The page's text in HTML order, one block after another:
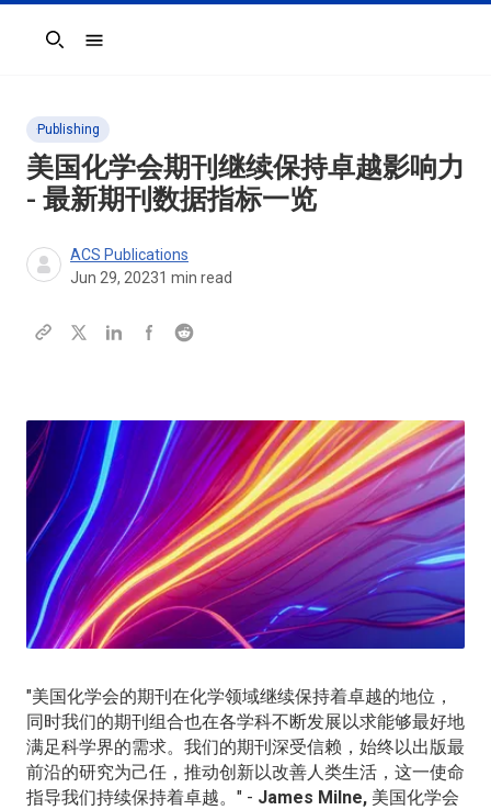
Search
Publishing
美国化学会期刊继续保持卓越影响力
- 最新期刊数据指标一览
ACS Publications
Jun 29, 20231 min read
"美国化学会的期刊在化学领域继续保持着卓越的地位，
同时我们的期刊组合也在各学科不断发展以求能够最好地
满足科学界的需求。我们的期刊深受信赖，始终以出版最
前沿的研究为己任，推动创新以改善人类生活，这一使命
指导我们持续保持着卓越。" - James Milne, 美国化学会